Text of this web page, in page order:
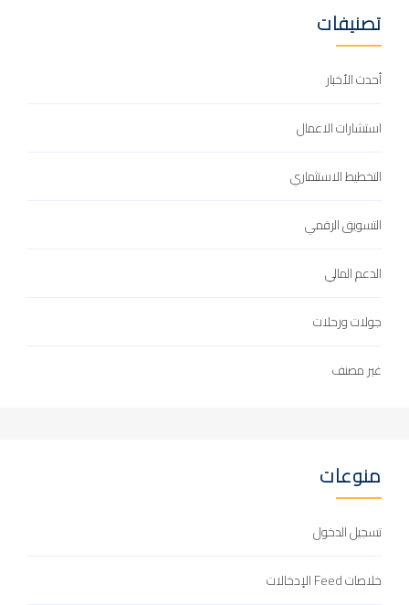
تصنيفات
أحدث الأخبار
استشارات الاعمال
التخطيط الاستثماري
التسويق الرقمي
الدعم المالي
جولات ورحلات
غير مصنف
منوعات
تسجيل الدخول
خلاصات Feed الإدخالات